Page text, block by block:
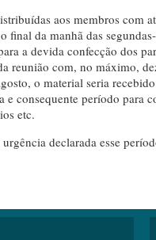
aos membros com
final da manhã das
a devida confecção dos
reunião com, no máximo,
o material seria
e consequente período para
etc.
declarada esse